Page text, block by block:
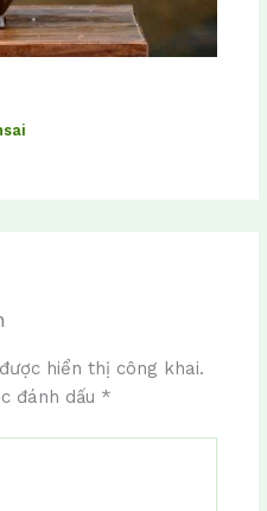
hiển thị công khai.
đánh dấu *